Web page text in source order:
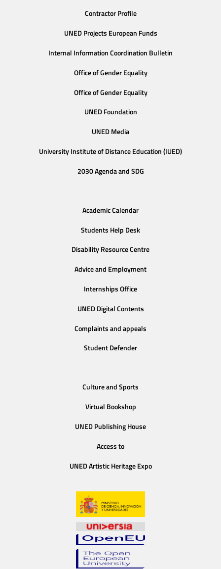
Contractor Profile
UNED Projects European Funds
Internal Information Coordination Bulletin
Office of Gender Equality
Office of Gender Equality
UNED Foundation
UNED Media
University Institute of Distance Education (IUED)
2030 Agenda and SDG
Academic Calendar
Students Help Desk
Disability Resource Centre
Advice and Employment
Internships Office
UNED Digital Contents
Complaints and appeals
Student Defender
Culture and Sports
Virtual Bookshop
UNED Publishing House
Access to
UNED Artistic Heritage Expo